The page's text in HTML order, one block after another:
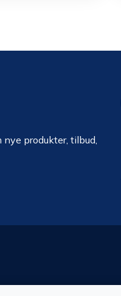
produkter, tilbud,